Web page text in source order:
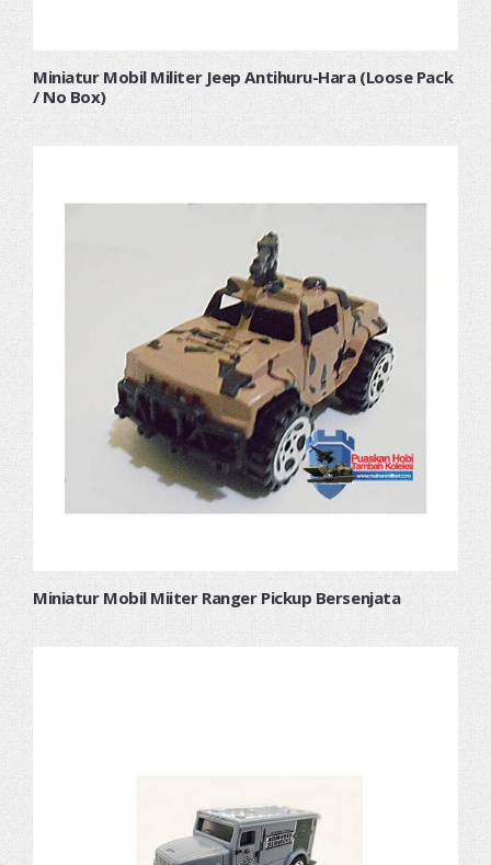
Miniatur Mobil Militer Jeep Antihuru-Hara (Loose Pack
/ No Box)
Miniatur Mobil Miiter Ranger Pickup Bersenjata